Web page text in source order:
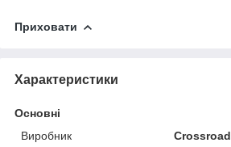
Приховати
Характеристики
Основні
Виробник
Crossroad